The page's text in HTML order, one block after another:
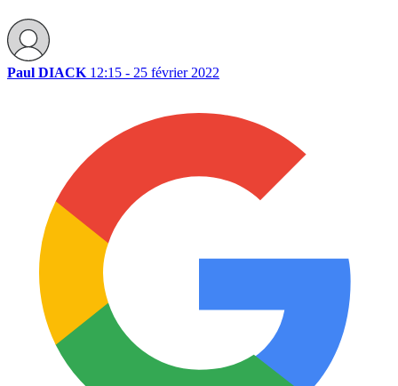
Paul DIACK 12:15 - 25 février 2022